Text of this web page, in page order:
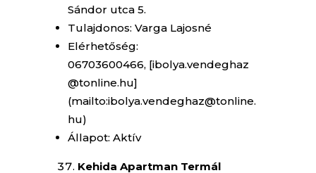
Sándor utca 5.
Tulajdonos: Varga Lajosné
Elérhetőség:
06703600466, [ibolya.vendeghaz
@tonline.hu]
(mailto:ibolya.vendeghaz@tonline.
hu)
Állapot: Aktív
Kehida Apartman Termál